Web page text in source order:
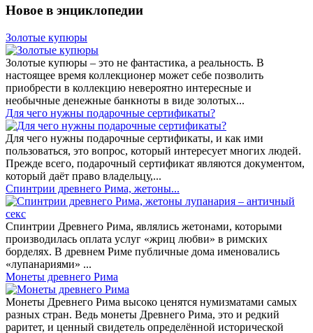
Новое в энциклопедии
Золотые купюры
Золотые купюры – это не фантастика, а реальность. В
настоящее время коллекционер может себе позволить
приобрести в коллекцию невероятно интересные и
необычные денежные банкноты в виде золотых...
​Для чего нужны подарочные сертификаты?
Для чего нужны подарочные сертификаты, и как ими
пользоваться, это вопрос, который интересует многих людей.
Прежде всего, подарочный сертификат являются документом,
который даёт право владельцу,...
Спинтрии древнего Рима, жетоны...
Спинтрии Древнего Рима, являлись жетонами, которыми
производилась оплата услуг «жриц любви» в римских
борделях. В древнем Риме публичные дома именовались
«лупанариями» ...
Монеты древнего Рима
Монеты Древнего Рима высоко ценятся нумизматами самых
разных стран. Ведь монеты Древнего Рима, это и редкий
раритет, и ценный свидетель определённой исторической